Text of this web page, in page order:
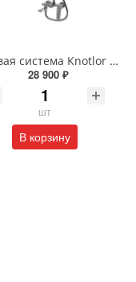
Душевая система Knotlor MUSE KN-62/GM вороненая сталь
28 900 ₽
шт
В корзину